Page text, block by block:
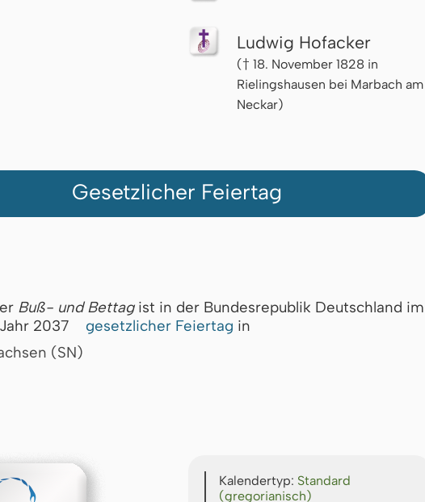
Ludwig Hofacker
(† 18. November 1828 in
Rielingshausen bei Marbach am
Neckar)
Gesetzlicher Feiertag
erBuß- und Bettagist in der Bundesrepublik Deutschland im
Jahr 2037
gesetzlicher Feiertag in
(SN)
Kalendertyp: Standard
(gregorianisch)